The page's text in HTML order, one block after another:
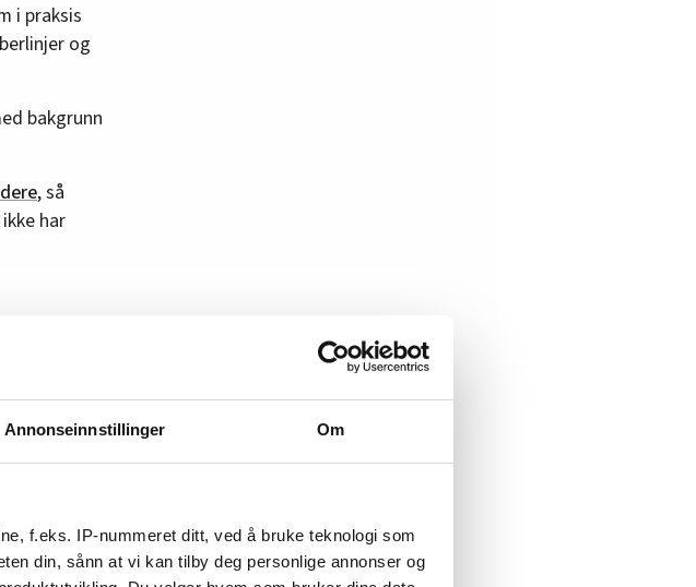
Annonseinnstillinger Om
f.eks. IP-nummeret ditt, ved å bruke teknologi som
din, sånn at vi kan tilby deg personlige annonser og
i praksis
og
bakgrunn
, så
har
i
hvem
telekom-